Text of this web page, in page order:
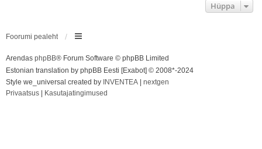
Hüppa
Foorumi pealeht
Arendas phpBB® Forum Software © phpBB Limited
Estonian translation by phpBB Eesti [Exabot] © 2008*-2024
Style we_universal created by INVENTEA
nextgen
Privaatsus
Kasutajatingimused